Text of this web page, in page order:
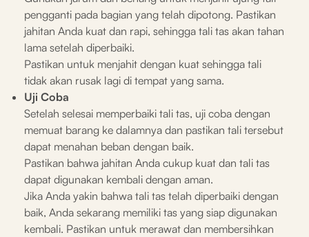
pengganti pada bagian yang telah dipotong. Pastikan
jahitan Anda kuat dan rapi, sehingga tali tas akan tahan
lama setelah diperbaiki.
Pastikan untuk menjahit dengan kuat sehingga tali
tidak akan rusak lagi di tempat yang sama.
Uji Coba
Setelah selesai memperbaiki tali tas, uji coba dengan
memuat barang ke dalamnya dan pastikan tali tersebut
dapat menahan beban dengan baik.
Pastikan bahwa jahitan Anda cukup kuat dan tali tas
dapat digunakan kembali dengan aman.
Jika Anda yakin bahwa tali tas telah diperbaiki dengan
baik, Anda sekarang memiliki tas yang siap digunakan
kembali. Pastikan untuk merawat dan membersihkan